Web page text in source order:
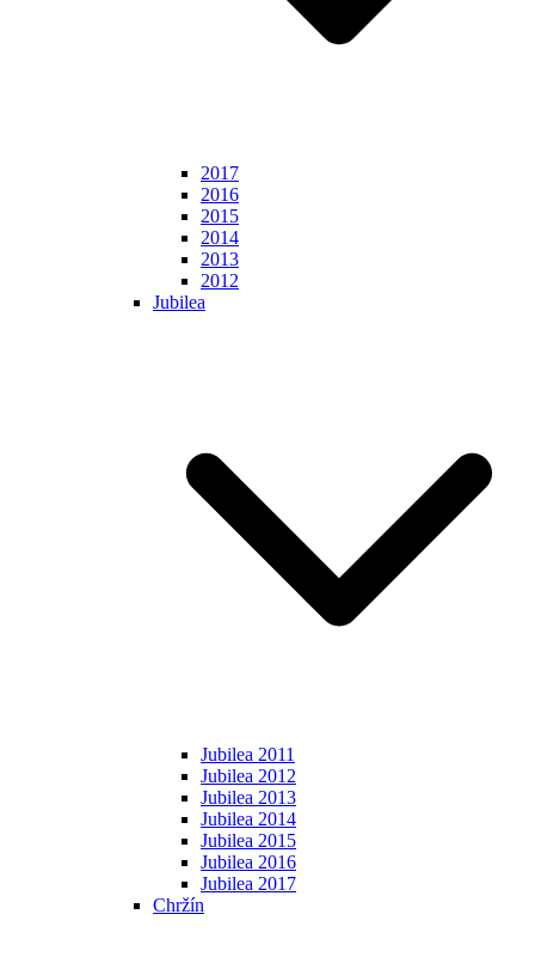
2017
2016
2015
2014
2013
2012
Jubilea
Jubilea 2011
Jubilea 2012
Jubilea 2013
Jubilea 2014
Jubilea 2015
Jubilea 2016
Jubilea 2017
Chržín